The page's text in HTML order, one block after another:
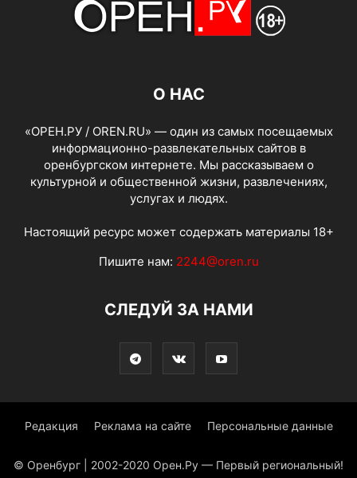
О НАС
«ОРЕН.РУ / OREN.RU» — один из самых посещаемых
информационно-развлекательных сайтов в
оренбургском интернете. Мы рассказываем о
культурной и общественной жизни, развлечениях,
услугах и людях.
Настоящий ресурс может содержать материалы 18+
Пишите нам: 2244@oren.ru
СЛЕДУЙ ЗА НАМИ
Редакция Реклама на сайте Персональные данные
© Оренбург | 2002-2020 Орен.Ру — Первый региональный!